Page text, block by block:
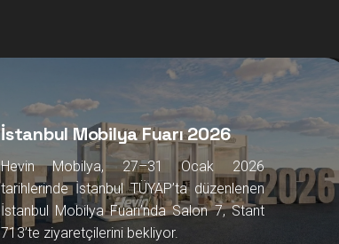
İstanbul Mobilya Fuarı 2026
Hevin Mobilya, 27–31 Ocak 2026
tarihlerinde İstanbul TÜYAP’ta düzenlenen
İstanbul Mobilya Fuarı’nda Salon 7, Stant
713’te ziyaretçilerini bekliyor.